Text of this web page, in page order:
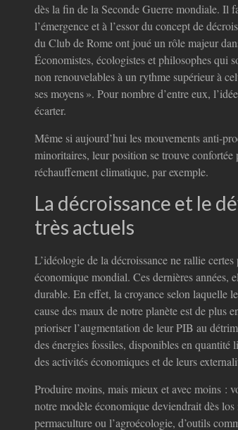
dès la fin de la Seconde Guerre mondiale. Il
l’émergence et à l’essor du concept de
du Club de Rome ont joué un rôle majeur
Économistes, écologistes et philosophes qui
non renouvelables à un rythme supérieur à
ses moyens ». Pour nombre d’entre eux,
écarter.
Même si aujourd’hui les mouvements anti-
minoritaires, leur position se trouve confortée
réchauffement climatique, par exemple.
La décroissance et le
très actuels
L’idéologie de la décroissance ne rallie
économique mondial. Ces dernières années,
durable. En effet, la croyance selon laquelle
cause des maux de notre planète est de plus
prioriser l’augmentation de leur PIB au
des énergies fossiles, disponibles en
des activités économiques et de leurs
Produire moins, mais mieux et avec moins :
notre modèle économique deviendrait dès
permaculture ou l’agroécologie, d’outils